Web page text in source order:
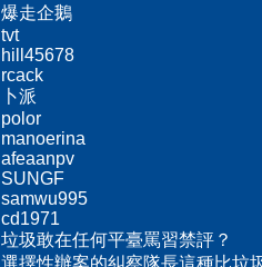
爆走企鵝
tvt
hill45678
rcack
卜派
polor
manoerina
afeaanpv
SUNGF
samwu995
cd1971
垃圾敢在任何平臺罵習禁評？
選擇性辦案的糾察隊長這種比垃